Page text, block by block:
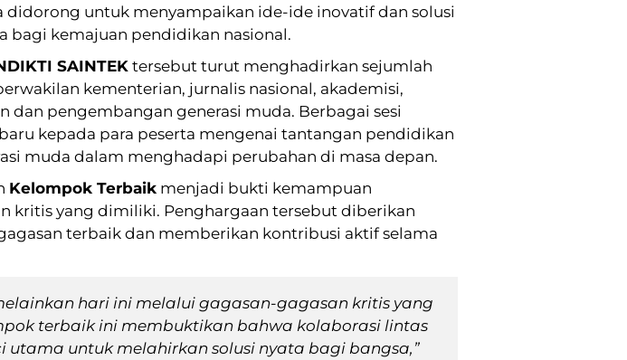
untuk menyampaikan ide-ide inovatif dan solusi
bagi kemajuan pendidikan nasional.
SAINTEK tersebut turut menghadirkan sejumlah
kementerian, jurnalis nasional, akademisi,
pengembangan generasi muda. Berbagai sesi
kepada para peserta mengenai tantangan pendidikan
muda dalam menghadapi perubahan di masa depan.
Kelompok Terbaik menjadi bukti kemampuan
kritis yang dimiliki. Penghargaan tersebut diberikan
terbaik dan memberikan kontribusi aktif selama
hari ini melalui gagasan-gagasan kritis yang
terbaik ini membuktikan bahwa kolaborasi lintas
untuk melahirkan solusi nyata bagi bangsa,”